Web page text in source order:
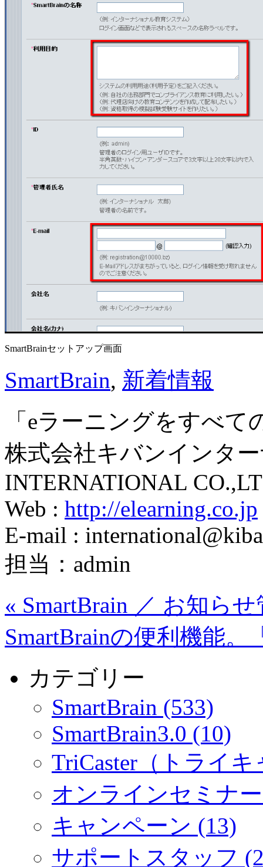
SmartBrainセットアップ画面
SmartBrain, 新着情報
「eラーニングをすべて
株式会社キバンインタ
INTERNATIONAL
Web : http://elearning.co.jp
E-mail :
担当：admin
« SmartBrain ／ お知らせ
SmartBrainの便利機能
カテゴリー
SmartBrain (533)
SmartBrain3.0 (10)
TriCaster（トライ
オンラインセミナ
キャンペーン (13)
サポートスタッフ